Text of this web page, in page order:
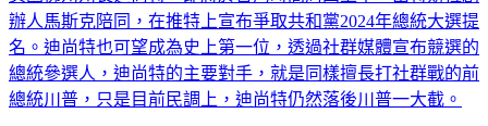
辦人馬斯克陪同，在推特上宣布爭取共和黨2024年總統大選提
名。迪尚特也可望成為史上第一位，透過社群媒體宣布競選的
總統參選人，迪尚特的主要對手，就是同樣擅長打社群戰的前
總統川普，只是目前民調上，迪尚特仍然落後川普一大截。